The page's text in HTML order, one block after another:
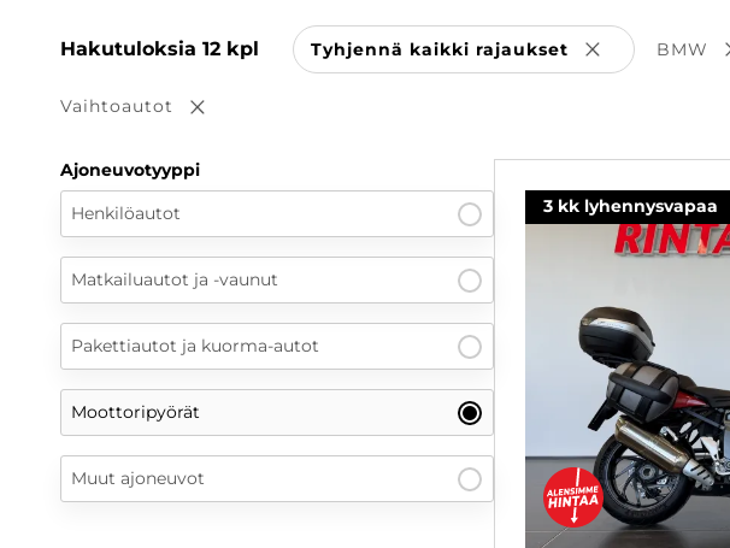
Hakutuloksia 12 kpl Tyhjennä kaikki rajaukset Poista valinta
BMW
Vaihtoautot Poista valinta
Ajoneuvotyyppi
Henkilöautot
Matkailuautot ja -vaunut
Pakettiautot ja kuorma-autot
Moottoripyörät
Muut ajoneuvot
3 kk lyhennysvapaa